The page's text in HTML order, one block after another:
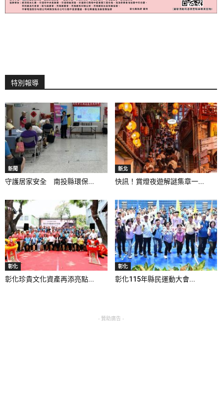
特別報導
新聞
守護居家安全 南投縣環保...
新北
快訊！賞燈夜遊解謎集章一...
彰化
彰化珍貴文化資產再添亮點...
彰化
彰化115年縣民運動大會...
- 贊助廣告 -